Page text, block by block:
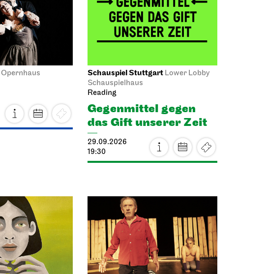
Opernhaus Schauspiel Stuttgart Lower Lobby
Schauspielhaus
Reading
Gegenmittel gegen
das Gift unserer Zeit
29.09.2026
19:30